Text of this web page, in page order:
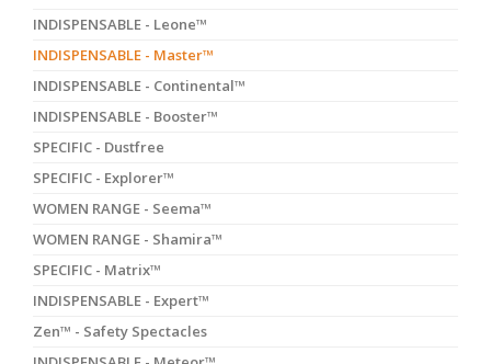
INDISPENSABLE - Leone™
INDISPENSABLE - Master™
INDISPENSABLE - Continental™
INDISPENSABLE - Booster™
SPECIFIC - Dustfree
SPECIFIC - Explorer™
WOMEN RANGE - Seema™
WOMEN RANGE - Shamira™
SPECIFIC - Matrix™
INDISPENSABLE - Expert™
Zen™ - Safety Spectacles